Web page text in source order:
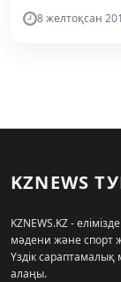
8 желтоқсан
KZNEWS
KZNEWS.KZ -
мәдени және спорт
Үздік
алаңы.